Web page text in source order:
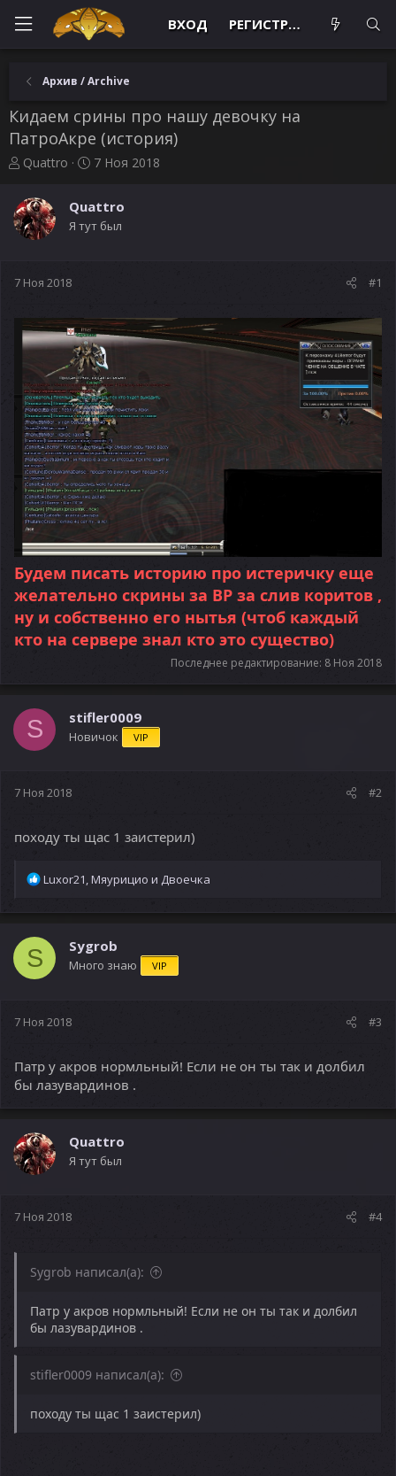
ВХОД РЕГИСТРАЦИЯ
Архив / Archive
Кидаем cрины про нашу девочку на
ПатроАкре (история)
А
т
о
р
м
Quattro
Д
а
н
7 Ноя 2018
Quattro
Я тут был
7 Ноя 2018 #1
Будем писать историю про истеричку еще
желательно скрины за ВР за слив коритов ,
ну и собственно его нытья (чтоб каждый
кто на сервере знал кто это существо)
Последнее редактирование: 8 Ноя 2018
S stifler0009
Новичок VIP
7 Ноя 2018 #2
походу ты щас 1 заистерил)
Р
а
ц
и
Luxor21,Мяурицио и Двоечка
S Sygrob
Много знаю VIP
7 Ноя 2018 #3
Патр у акров нормльный! Если не он ты так и долбил
бы лазувардинов .
Quattro
Я тут был
7 Ноя 2018 #4
Sygrob написал(а):
Патр у акров нормльный! Если не он ты так и долбил
бы лазувардинов .
stifler0009 написал(а):
походу ты щас 1 заистерил)